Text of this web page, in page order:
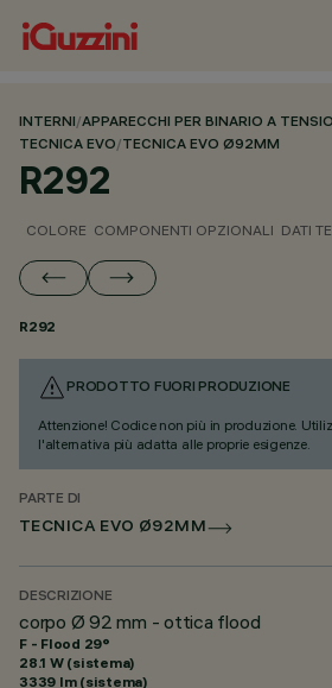
INTERNI/APPARECCHI PER BINARIO A
TECNICA EVO/TECNICA EVO Ø92MM
R292
COLORE COMPONENTI OPZIONALI DATI
R292
PRODOTTO FUORI PRODUZIONE
Attenzione! Codice non più in produzione.
l'alternativa più adatta alle proprie esigenze.
PARTE DI
TECNICA EVO Ø92MM
DESCRIZIONE
corpo Ø 92 mm - ottica flood
F - Flood 29°
28.1 W (sistema)
3339 lm (sistema)